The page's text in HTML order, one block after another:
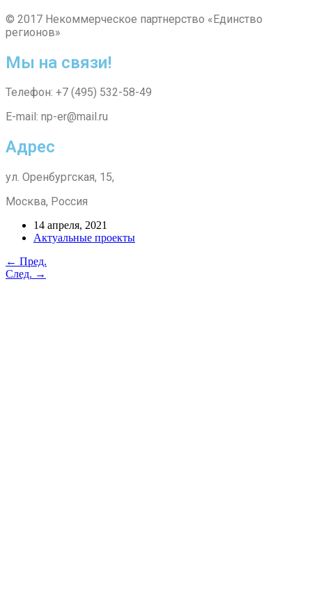
© 2017 Некоммерческое партнерство «Единство
регионов»
Мы на связи!
Телефон: +7 (495) 532-58-49
E-mail: np-er@mail.ru
Адрес
ул. Оренбургская, 15,
Москва, Россия
14 апреля, 2021
Актуальные проекты
← Пред.
След. →